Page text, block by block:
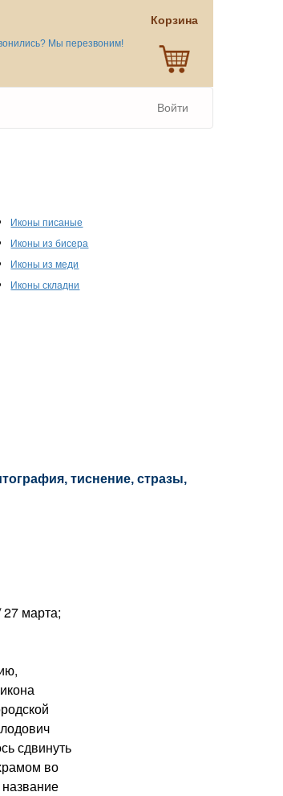
Мы перезвоним!
Корзина
Войти
Иконы писаные
Иконы из бисера
Иконы из меди
Иконы складни
тиснение, стразы,
27 марта;
сдвинуть
во